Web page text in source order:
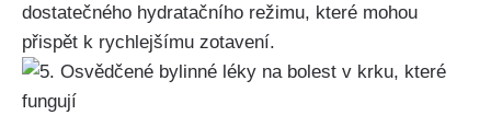
dostatečného ⁢hydratačního režimu, které‍ mohou
přispět k rychlejšímu zotavení.